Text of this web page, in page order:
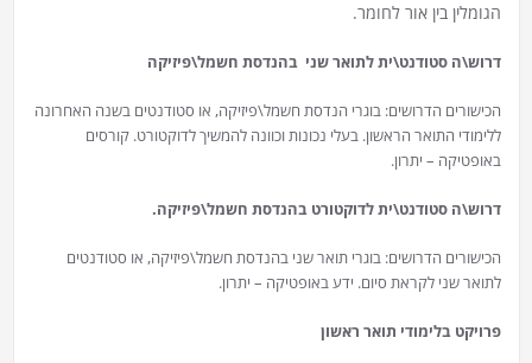
הגומלין בין אור לחומר.
דרוש\ה סטודנט\ית לתואר שני בהנדסת חשמל\פיזיקה
הכישורים הדרושים: בוגרי הנדסת חשמל\פיזיקה, או סטודנטים בשנה האחרונה
ללימודי התואר הראשון. בעלי נכונות וכוונה להמשיך לדוקטורט. קורסים
באופטיקה – יתרון.
דרוש\ה סטודנט\ית לדוקטורט בהנדסת חשמל\פיזיקה.
הכישורים הדרושים: בוגרי תואר שני בהנדסת חשמל\פיזיקה, או סטודנטים
לתואר שני לקראת סיום. ידע באופטיקה – יתרון.
פרויקט בלימודי תואר ראשון